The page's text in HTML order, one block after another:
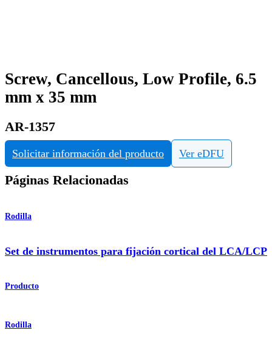
Screw, Cancellous, Low Profile, 6.5
mm x 35 mm
AR-1357
Solicitar información del producto Ver eDFU
Páginas Relacionadas
Rodilla
Set de instrumentos para fijación cortical del LCA/LCP
Producto
Rodilla